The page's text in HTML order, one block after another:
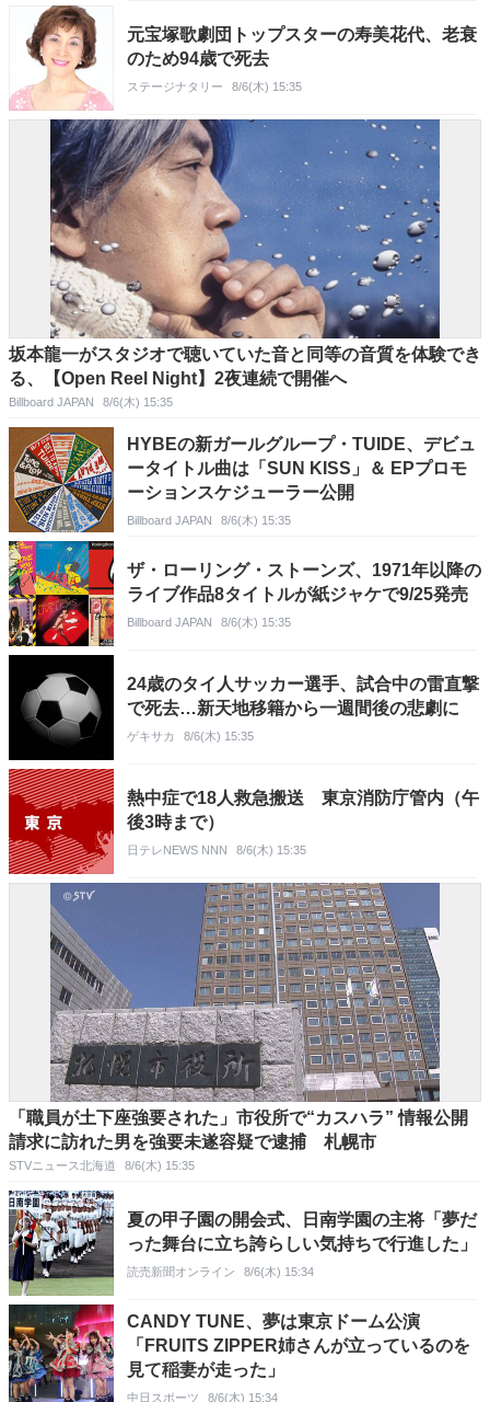
元宝塚歌劇団トップスターの寿美花代、老衰
のため94歳で死去
ステージナタリー 8/6(木) 15:35
坂本龍一がスタジオで聴いていた音と同等の音質を体験でき
る、【Open Reel Night】2夜連続で開催へ
Billboard JAPAN 8/6(木) 15:35
HYBEの新ガールグループ・TUIDE、デビュ
ータイトル曲は「SUN KISS」＆ EPプロモ
ーションスケジューラー公開
Billboard JAPAN 8/6(木) 15:35
ザ・ローリング・ストーンズ、1971年以降の
ライブ作品8タイトルが紙ジャケで9/25発売
Billboard JAPAN 8/6(木) 15:35
24歳のタイ人サッカー選手、試合中の雷直撃
で死去…新天地移籍から一週間後の悲劇に
ゲキサカ 8/6(木) 15:35
熱中症で18人救急搬送 東京消防庁管内（午
後3時まで）
日テレNEWS NNN 8/6(木) 15:35
「職員が土下座強要された」市役所で“カスハラ” 情報公開
請求に訪れた男を強要未遂容疑で逮捕 札幌市
STVニュース北海道 8/6(木) 15:35
夏の甲子園の開会式、日南学園の主将「夢だ
った舞台に立ち誇らしい気持ちで行進した」
読売新聞オンライン 8/6(木) 15:34
CANDY TUNE、夢は東京ドーム公演
「FRUITS ZIPPER姉さんが立っているのを
見て稲妻が走った」
中日スポーツ 8/6(木) 15:34